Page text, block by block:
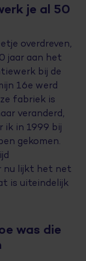
je al 50
overdreven,
jaar aan het
bij de
16e werd
ze fabriek is
veranderd,
ik in 1999 bij
gekomen.
nu lijkt het net
is uiteindelijk
was die